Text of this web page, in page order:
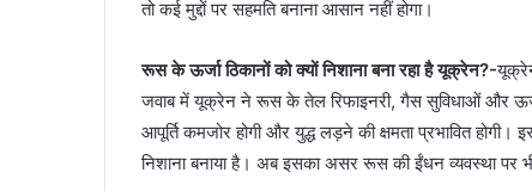
तो कई मुद्दों पर सहमति बनाना आसान नहीं होगा।
रूस के ऊर्जा ठिकानों को क्यों निशाना बना रहा है यूक्रेन?-
जवाब में यूक्रेन ने रूस के तेल रिफाइनरी, गैस सुविधाओं और
आपूर्ति कमजोर होगी और युद्ध लड़ने की क्षमता प्रभावित
निशाना बनाया है। अब इसका असर रूस की ईंधन व्यवस्था पर